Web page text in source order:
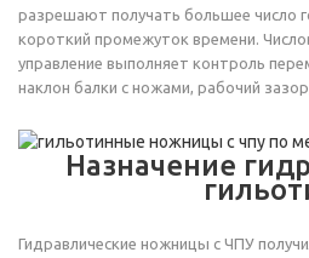
разрешают получать большее число
короткий промежуток времени.
управление выполняет контроль
наклон балки с ножами, рабочий
Назначение
Гидравлические ножницы с ЧПУ